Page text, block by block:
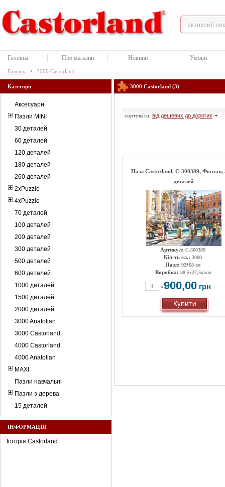
Головна Про магазин Новини Умови
Головна 3000 Castorland
Категорії
Аксесуари
Пазли MINI
30 деталей
60 деталей
120 деталей
180 деталей
260 деталей
2xPuzzle
4xPuzzle
70 деталей
100 деталей
200 деталей
300 деталей
500 деталей
600 деталей
1000 деталей
1500 деталей
2000 деталей
3000 Anatolian
3000 Castorland
4000 Castorland
4000 Anatolian
MAXI
Пазли навчальні
Пазли з дерева
15 деталей
ІНФОРМАЦІЯ
Історія Castorland
3000 Castorland (3)
сортувати: від дешевих до дорогих
Пазл Castorland, C-300389, Фонтан,
деталей
Артикул: C-300389
Кіл-ть ел.: 3000
Пазл: 92*68 см
Коробка: 38,5х27,5х5см
x900,00 грн